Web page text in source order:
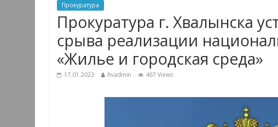
Прокуратура
Прокуратура г. Хвалынска
срыва реализации
«Жилье и городская среда»
17.01.2023 hvadmin 467 Views